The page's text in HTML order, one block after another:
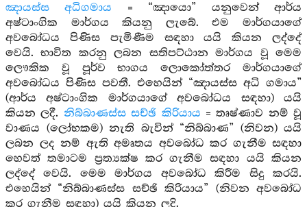
ඤායස්ස අධිගමාය = “ඤායො” යනුවෙන් ආර්ය
අෂ්ටාංගික මාර්ගය කියනු ලැබේ. එම මාර්ගයාගේ
අවබෝධය පිණිස පැමිණීම සඳහා යයි කියන ලද්දේ
වෙයි. භාවිත කරනු ලබන සතිපට්ඨාන මාර්ගය වූ මෙම
ලෞකික වූ පූර්ව භාගය ලොකෝත්තර මාර්ගයාගේ
අවබෝධය පිණිස පවතී. එහෙයින් “ඤායස්ස අධි ගමාය”
(ආර්ය අෂ්ටාංගික මාර්ගයාගේ අවබෝධය සඳහා) යයි
කියන ලදී. නිබ්බාණස්ස සච්ඡි කිරියාය = තෘෂ්ණාව නම් වූ
වාණය (ලෝභකම) නැති බැවින් “නිබ්බාණ” (නිවන) යයි
ලබන ලද නම් ඇති අමෘතය අවබෝධ කර ගැනීම සඳහා
හෙවත් තමාටම ප්‍රත්‍යක්ෂ කර ගැනීම සඳහා යයි කියන
ලද්දේ වෙයි. මෙම මාර්ගය අවබෝධ කිරීම සිදු කරයි.
එහෙයින් “නිබ්බාණස්ස සච්ඡි කිරියාය” (නිවන අවබෝධ
කර ගැනීම සඳහා) යයි කියන ලදි.